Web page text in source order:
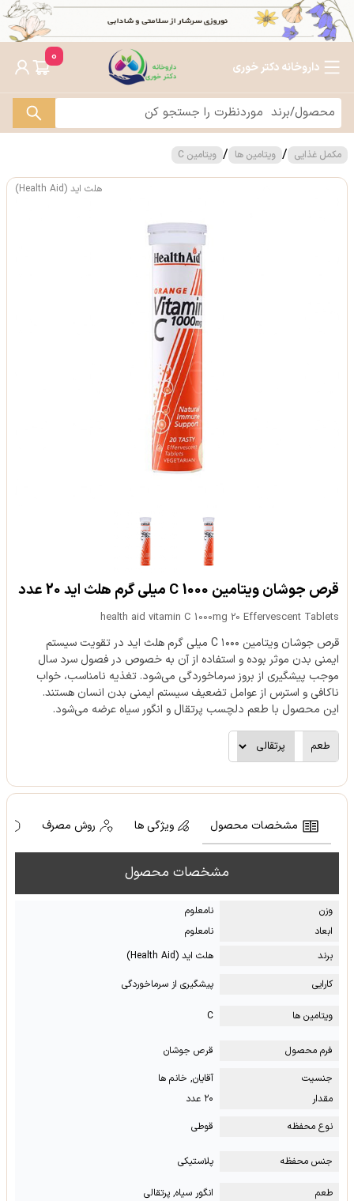
داروخانه دکتر خوری
0
مکمل غذایی / ویتامین ها / ویتامین C
هلث اید (Health Aid)
قرص جوشان ویتامین C 1000 میلی گرم هلث اید 20 عدد
health aid vitamin C 1000mg 20 Effervescent Tablets
قرص جوشان ویتامین C ۱۰۰۰ میلی گرم هلث اید در تقویت سیستم
ایمنی بدن موثر بوده و استفاده از آن به خصوص در فصول سرد سال
موجب پیشگیری از بروز سرماخوردگی می‌شود. تغذیه نامناسب، خواب
ناکافی و استرس از عوامل تضعیف سیستم ایمنی بدن انسان هستند.
این محصول با طعم دلچسب پرتقال و انگور سیاه عرضه می‌شود.
طعم
مشخصات محصول ویژگی ها روش مصرف
مشخصات محصول
وزن
نامعلوم
ابعاد
نامعلوم
برند
هلث اید (Health Aid)
کارایی
پیشگیری از سرماخوردگی
ویتامین ها C
فرم محصول
قرص جوشان
جنسیت
آقایان, خانم ها
مقدار
۲۰ عدد
نوع محفظه
قوطی
جنس محفظه پلاستیکی
طعم انگور سیاه, پرتقالی